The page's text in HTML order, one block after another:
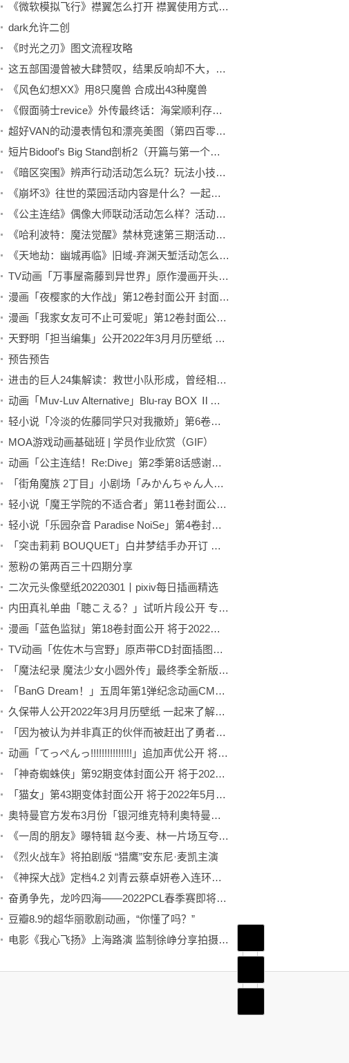
《微软模拟飞行》襟翼怎么打开 襟翼使用方式详解
dark允许二创
《时光之刃》图文流程攻略
这五部国漫曾被大肆赞叹，结果反响却不大，第四个最可惜！
《风色幻想XX》用8只魔兽 合成出43种魔兽
《假面骑士revice》外传最终话：海棠顺利存活，天灾皮套被东大妈拆了
超好VAN的动漫表情包和漂亮美图（第四百零九期）
短片Bidoof’s Big Stand剖析2（开篇与第一个故事）
《暗区突围》辨声行动活动怎么玩？玩法小技巧介绍
《崩坏3》往世的菜园活动内容是什么？一起来看看吧！
《公主连结》偶像大师联动活动怎么样？活动介绍分享
《哈利波特：魔法觉醒》禁林竞速第三期活动怎么玩？玩法介绍
《天地劫：幽城再临》旧域-弃渊天堑活动怎么样？好玩吗？
TV动画「万事屋斋藤到异世界」原作漫画开头试读PV公布 第6卷正在好评发售中
漫画「夜樱家的大作战」第12卷封面公开 封面绘制的是夜樱六美
漫画「我家女友可不止可爱呢」第12卷封面公开 该卷将于3月9日发售
天野明「担当编集」公开2022年3月月历壁纸 第6卷预计将于今年5月推出
预告预告
进击的巨人24集解读：救世小队形成，曾经相互厮杀的敌人携手同行
动画「Muv-Luv Alternative」Blu-ray BOX Ⅱ封面公开 将于2022年3月25日发售
轻小说「冷淡的佐藤同学只对我撒娇」第6卷封面公开 该卷将于3月18日发售
MOA游戏动画基础班 | 学员作业欣赏（GIF）
动画「公主连结！Re:Dive」第2季第8话感谢绘公开 于2022年1月10日开始播出
「街角魔族 2丁目」小剧场「みかんちゃん人形」公开 将于2022年4月播出
轻小说「魔王学院的不适合者」第11卷封面公开 将于2022年3月10日发售
轻小说「乐园杂音 Paradise NoiSe」第4卷封面公开 将于2022年3月10日发售
「突击莉莉 BOUQUET」白井梦结手办开订 预计于2022年9月发售
葱粉の第两百三十四期分享
二次元头像壁纸20220301丨pixiv每日插画精选
内田真礼单曲「聴こえる？」试听片段公开 专辑将于4月20日发售
漫画「蓝色监狱」第18卷封面公开 将于2022年3月17日正式发售
TV动画「佐佐木与宫野」原声带CD封面插图公开 原声带CD将于3月23日发售
「魔法纪录 魔法少女小圆外传」最终季全新版权绘公开了 预计将于今年春季开播
「BanG Dream！」五周年第1弹纪念动画CM公开 动画将于3月11日播出
久保带人公开2022年3月月历壁纸 一起来了解一下吧！
「因为被认为并非真正的伙伴而被赶出了勇者的队伍，所以来到边境悠闲度日」第10卷封面公开 将于4月1日发售
动画「てっぺんっ!!!!!!!!!!!!!!!」追加声优公开 将于2022年年内开播
「神奇蜘蛛侠」第92期变体封面公开 将于2022年3月9日正式发布
「猫女」第43期变体封面公开 将于2022年5月发售
奥特曼官方发布3月份「银河维克特利奥特曼」主题日历壁纸 登场的角色银河维克特利奥特曼
《一周的朋友》曝特辑 赵今麦、林一片场互夸互怼
《烈火战车》将拍剧版 “猎鹰”安东尼·麦凯主演
《神探大战》定档4.2 刘青云蔡卓妍卷入连环重案
奋勇争先，龙吟四海——2022PCL春季赛即将鸣锣开赛！
豆瓣8.9的超华丽歌剧动画，“你懂了吗？”
电影《我心飞扬》上海路演 监制徐峥分享拍摄故事
首页
频道